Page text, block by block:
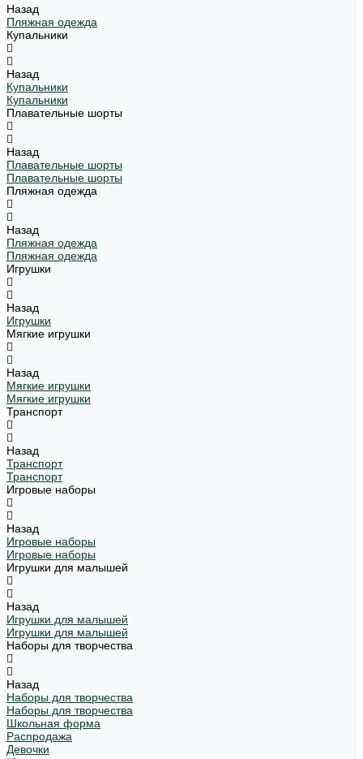
Назад
Пляжная одежда
Купальники
Назад
Купальники
Купальники
Плавательные шорты
Назад
Плавательные шорты
Плавательные шорты
Пляжная одежда
Назад
Пляжная одежда
Пляжная одежда
Игрушки
Назад
Игрушки
Мягкие игрушки
Назад
Мягкие игрушки
Мягкие игрушки
Транспорт
Назад
Транспорт
Транспорт
Игровые наборы
Назад
Игровые наборы
Игровые наборы
Игрушки для малышей
Назад
Игрушки для малышей
Игрушки для малышей
Наборы для творчества
Назад
Наборы для творчества
Наборы для творчества
Школьная форма
Распродажа
Девочки